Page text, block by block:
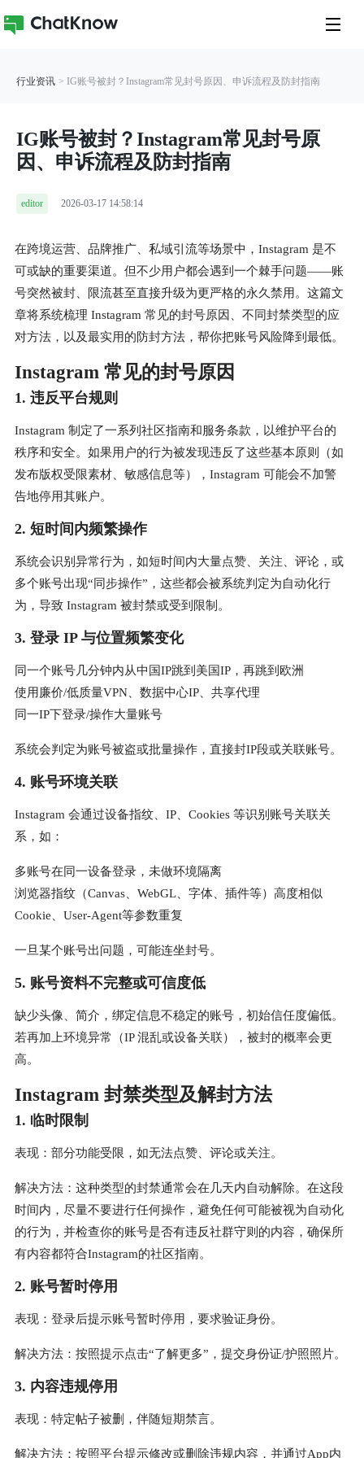
行业资讯 > IG账号被封？Instagram常见封号原因、申诉流程及防封指南
IG账号被封？Instagram常见封号原
因、申诉流程及防封指南
editor 2026-03-17 14:58:14
在跨境运营、品牌推广、私域引流等场景中，Instagram 是不
可或缺的重要渠道。但不少用户都会遇到一个棘手问题——账
号突然被封、限流甚至直接升级为更严格的永久禁用。这篇文
章将系统梳理 Instagram 常见的封号原因、不同封禁类型的应
对方法，以及最实用的防封方法，帮你把账号风险降到最低。
Instagram 常见的封号原因
1. 违反平台规则
Instagram 制定了一系列社区指南和服务条款，以维护平台的
秩序和安全。如果用户的行为被发现违反了这些基本原则（如
发布版权受限素材、敏感信息等），Instagram 可能会不加警
告地停用其账户。
2. 短时间内频繁操作
系统会识别异常行为，如短时间内大量点赞、关注、评论，或
多个账号出现“同步操作”，这些都会被系统判定为自动化行
为，导致 Instagram 被封禁或受到限制。
3. 登录 IP 与位置频繁变化
同一个账号几分钟内从中国IP跳到美国IP，再跳到欧洲
使用廉价/低质量VPN、数据中心IP、共享代理
同一IP下登录/操作大量账号
系统会判定为账号被盗或批量操作，直接封IP段或关联账号。
4. 账号环境关联
Instagram 会通过设备指纹、IP、Cookies 等识别账号关联关
系，如：
多账号在同一设备登录，未做环境隔离
浏览器指纹（Canvas、WebGL、字体、插件等）高度相似
Cookie、User-Agent等参数重复
一旦某个账号出问题，可能连坐封号。
5. 账号资料不完整或可信度低
缺少头像、简介，绑定信息不稳定的账号，初始信任度偏低。
若再加上环境异常（IP 混乱或设备关联），被封的概率会更
高。
Instagram 封禁类型及解封方法
1. 临时限制
表现：部分功能受限，如无法点赞、评论或关注。
解决方法：这种类型的封禁通常会在几天内自动解除。在这段
时间内，尽量不要进行任何操作，避免任何可能被视为自动化
的行为，并检查你的账号是否有违反社群守则的内容，确保所
有内容都符合Instagram的社区指南。
2. 账号暂时停用
表现：登录后提示账号暂时停用，要求验证身份。
解决方法：按照提示点击“了解更多”，提交身份证/护照照片。
3. 内容违规停用
表现：特定帖子被删，伴随短期禁言。
解决方法：按照平台提示修改或删除违规内容，并通过App内